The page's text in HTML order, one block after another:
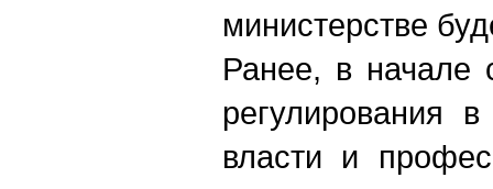
министерстве
Ранее, в начале
регулирования
власти и